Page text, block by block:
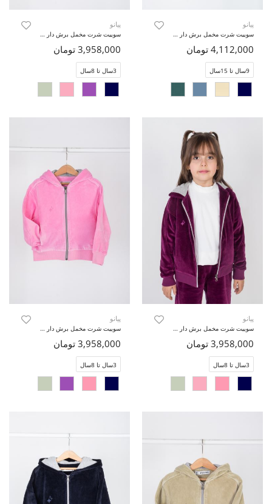
پیانو
سوییت شرت مخمل برش دار (ست با کد 10739)
4,112,000 تومان
9سال تا 15سال
پیانو
سوییت شرت مخمل برش دار (ست با کد 10737)
3,958,000 تومان
3سال تا 8سال
پیانو
سوییت شرت مخمل برش دار (ست با کد 10737)
3,958,000 تومان
3سال تا 8سال
پیانو
سوییت شرت مخمل برش دار (ست با کد 10737)
3,958,000 تومان
3سال تا 8سال